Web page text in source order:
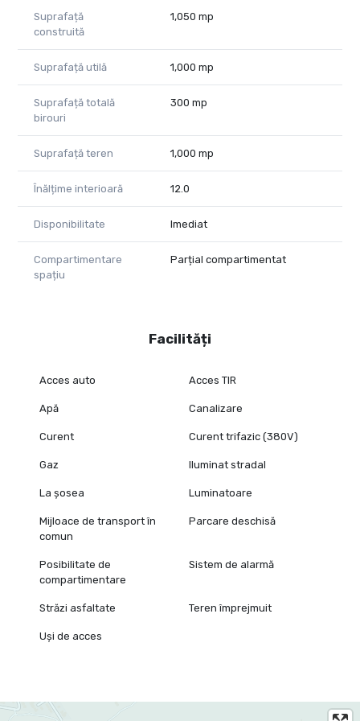
Cod proprietate 1418195
Suprafață
construită
1,050 mp
Suprafață utilă 1,000 mp
Suprafață totală
birouri
300 mp
Suprafață teren 1,000 mp
Înălțime interioară 12.0
Disponibilitate Imediat
Compartimentare
spațiu
Parțial compartimentat
Facilități
Acces auto Acces TIR
Apă Canalizare
Curent Curent trifazic (380V)
Gaz Iluminat stradal
La șosea Luminatoare
Mijloace de transport în
comun
Parcare deschisă
Posibilitate de
compartimentare
Sistem de alarmă
Străzi asfaltate Teren împrejmuit
Uși de acces